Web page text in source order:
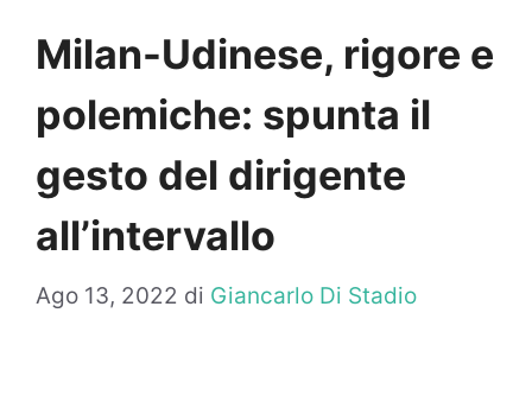
Milan-Udinese, rigore e
polemiche: spunta il
gesto del dirigente
all’intervallo
Ago 13, 2022 di Giancarlo Di Stadio